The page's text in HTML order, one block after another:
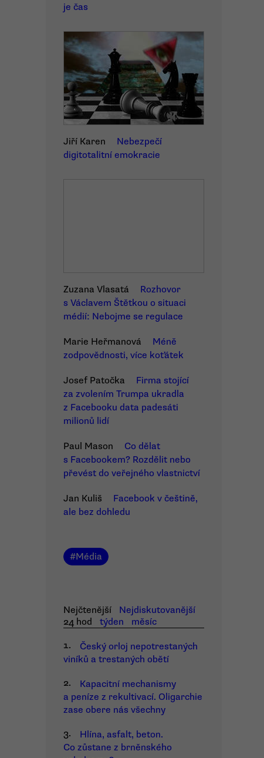
je čas
Jiří Karen
Nebezpečí
digitotalitní emokracie
Zuzana Vlasatá
Rozhovor
s Václavem Štětkou o situaci
médií: Nebojme se regulace
Marie Heřmanová
Méně
zodpovědnosti, více koťátek
Josef Patočka
Firma stojící
za zvolením Trumpa ukradla
z Facebooku data padesáti
milionů lidí
Paul Mason
Co dělat
s Facebookem? Rozdělit nebo
převést do veřejného vlastnictví
Jan Kuliš
Facebook v češtině,
ale bez dohledu
#Média
Nejčtenější
Nejdiskutovanější
24 hod
týden
měsíc
1.
Český orloj nepotrestaných
viníků a trestaných obětí
2.
Kapacitní mechanismy
a peníze z rekultivací. Oligarchie
zase obere nás všechny
3.
Hlína, asfalt, beton.
Co zůstane z brněnského